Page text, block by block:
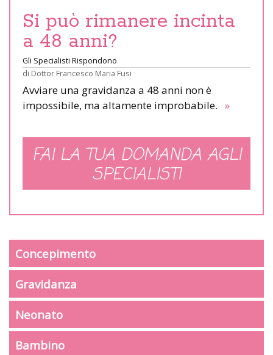
Si può rimanere incinta
a 48 anni?
Gli Specialisti Rispondono
di Dottor Francesco Maria Fusi
Avviare una gravidanza a 48 anni non è
impossibile, ma altamente improbabile. »
FAI LA TUA DOMANDA AGLI
SPECIALISTI
Concepimento
Gravidanza
Neonato
Bambino